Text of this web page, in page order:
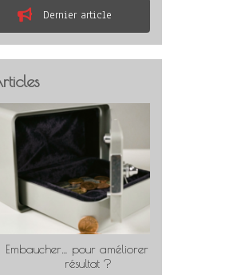
Dernier article
Embaucher… pour améliorer son
résultat ?